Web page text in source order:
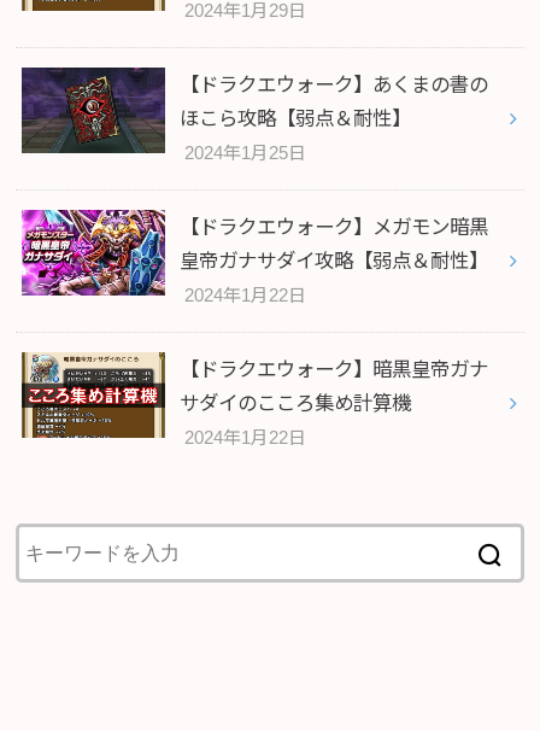
2024年1月29日
【ドラクエウォーク】あくまの書の
ほこら攻略【弱点＆耐性】
2024年1月25日
【ドラクエウォーク】メガモン暗黒
皇帝ガナサダイ攻略【弱点＆耐性】
2024年1月22日
【ドラクエウォーク】暗黒皇帝ガナ
サダイのこころ集め計算機
2024年1月22日